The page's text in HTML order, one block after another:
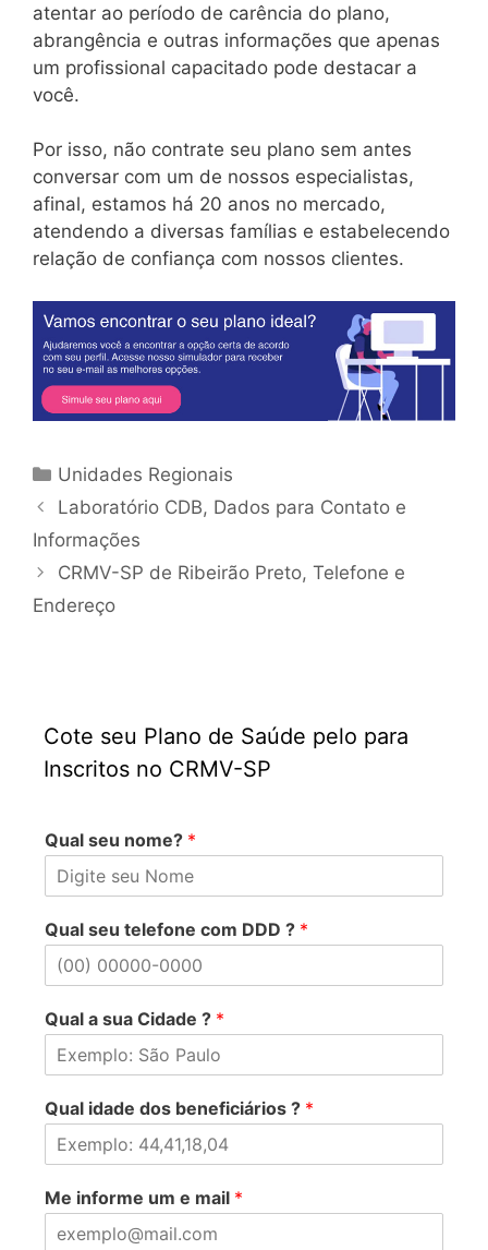
atentar ao período de carência do plano,
abrangência e outras informações que apenas
um profissional capacitado pode destacar a
você.
Por isso, não contrate seu plano sem antes
conversar com um de nossos especialistas,
afinal, estamos há 20 anos no mercado,
atendendo a diversas famílias e estabelecendo
relação de confiança com nossos clientes.
Unidades Regionais
Laboratório CDB, Dados para Contato e
Informações
CRMV-SP de Ribeirão Preto, Telefone e
Endereço
Cote seu Plano de Saúde pelo para
Inscritos no CRMV-SP
Qual seu nome? *
Qual seu telefone com DDD ? *
Qual a sua Cidade ? *
Qual idade dos beneficiários ? *
Me informe um e mail *